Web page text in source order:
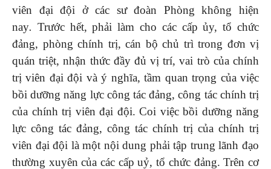
viên đại đội ở các sư đoàn Phòng không hiện
nay. Trước hết, phải làm cho các cấp ủy, tổ chức
đảng, phòng chính trị, cán bộ chủ trì trong đơn vị
quán triệt, nhận thức đầy đủ vị trí, vai trò của chính
trị viên đại đội và ý nghĩa, tầm quan trọng của việc
bồi dưỡng năng lực công tác đảng, công tác chính trị
của chính trị viên đại đội. Coi việc bồi dưỡng năng
lực công tác đảng, công tác chính trị của chính trị
viên đại đội là một nội dung phải tập trung lãnh đạo
thường xuyên của các cấp uỷ, tổ chức đảng. Trên cơ